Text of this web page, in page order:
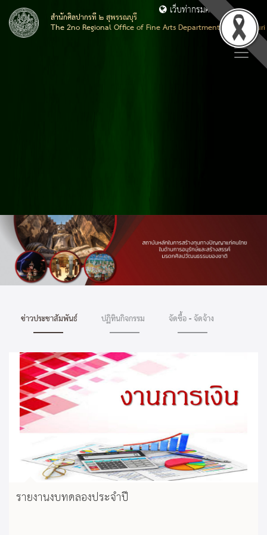
สำนักศิลปากรที่ ๒ สุพรรณบุรี
The 2no Regional Office of Fine Arts Department, Suphanburi
เว็บท่ากรมศิลปากร
ข่าวประชาสัมพันธ์ ปฏิทินกิจกรรม จัดซื้อ - จัดจ้าง
รายงานงบทดลองประจำปี